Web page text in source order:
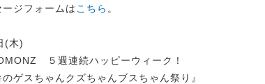
ージフォームは こちら 。
(木)
５週連続ハッピーウィーク！
のゲスちゃんクズちゃんブスちゃん祭り』